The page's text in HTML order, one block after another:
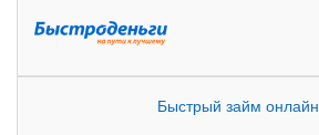
Быстрый займ онлайн